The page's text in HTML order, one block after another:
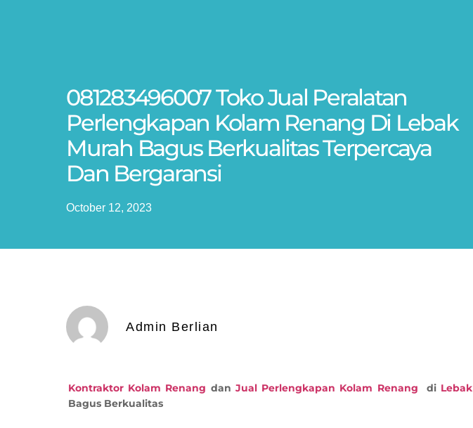
081283496007 Toko Jual Peralatan
Perlengkapan Kolam Renang Di Lebak
Murah Bagus Berkualitas Terpercaya
Dan Bergaransi
October 12, 2023
Admin Berlian
Kontraktor Kolam Renang dan Jual Perlengkapan Kolam Renang di Lebak
Bagus Berkualitas